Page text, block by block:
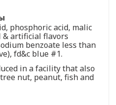
phosphoric acid, malic
& artificial flavors
benzoate less than
fd&c blue #1.
in a facility that also
nut, peanut, fish and